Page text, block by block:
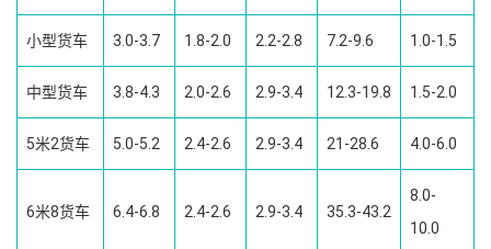
小型货车 3.0-3.7 1.8-2.0 2.2-2.8 7.2-9.6 1.0-1.5
中型货车 3.8-4.3 2.0-2.6 2.9-3.4 12.3-19.8 1.5-2.0
5米2货车 5.0-5.2 2.4-2.6 2.9-3.4 21-28.6 4.0-6.0
6米8货车 6.4-6.8 2.4-2.6 2.9-3.4 35.3-43.2
8.0-
10.0